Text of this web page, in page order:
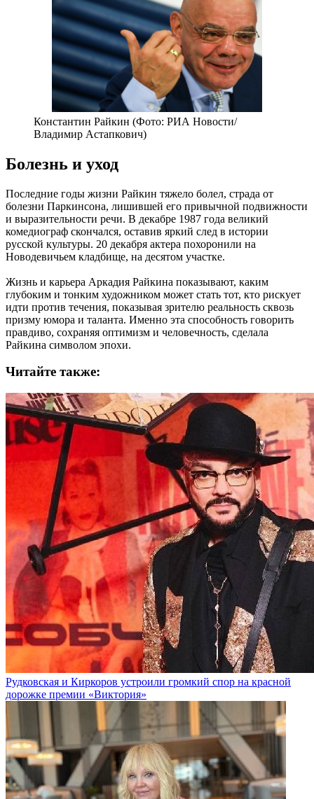
Константин Райкин (Фото: РИА Новости/
Владимир Астапкович)
Болезнь и уход
Последние годы жизни Райкин тяжело болел, страда от
болезни Паркинсона, лишившей его привычной подвижности
и выразительности речи. В декабре 1987 года великий
комедиограф скончался, оставив яркий след в истории
русской культуры. 20 декабря актера похоронили на
Новодевичьем кладбище, на десятом участке.
Жизнь и карьера Аркадия Райкина показывают, каким
глубоким и тонким художником может стать тот, кто рискует
идти против течения, показывая зрителю реальность сквозь
призму юмора и таланта. Именно эта способность говорить
правдиво, сохраняя оптимизм и человечность, сделала
Райкина символом эпохи.
Читайте также:
Рудковская и Киркоров устроили громкий спор на красной
дорожке премии «Виктория»